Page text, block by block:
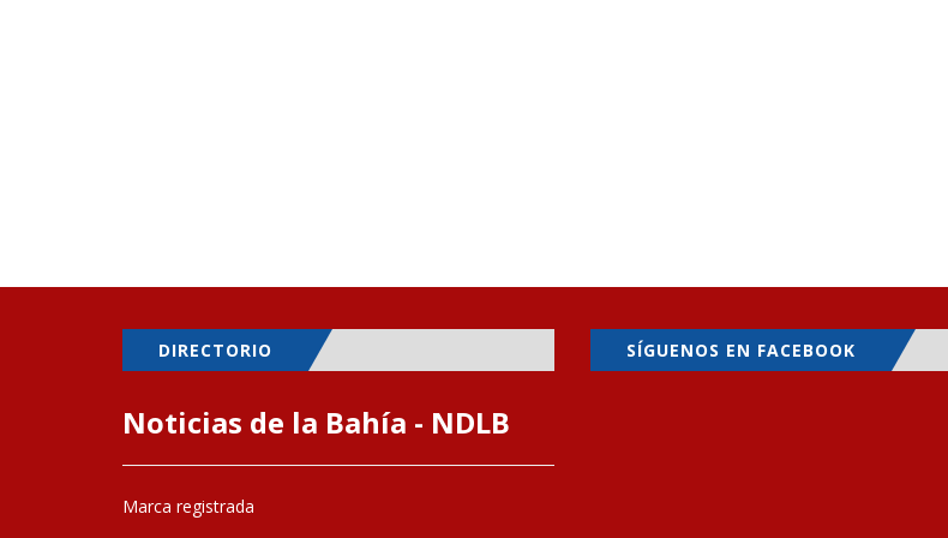
DIRECTORIO
Noticias de la Bahía - NDLB
Marca registrada
SÍGUENOS EN FACEBOOK